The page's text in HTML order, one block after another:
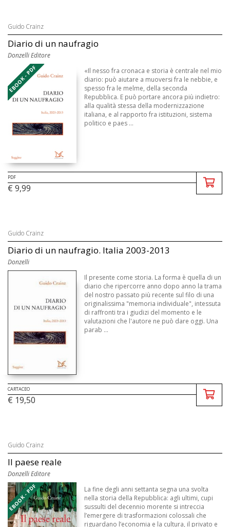
Guido Crainz
Diario di un naufragio
Donzelli Editore
EBOOK - PDF
«Il nesso fra cronaca e storia è centrale nel mio
diario: può aiutare a muoversi fra le nebbie, e
spesso fra le melme, della seconda
Repubblica. E può portare ancora più indietro:
alla qualità stessa della modernizzazione
italiana, e al rapporto fra istituzioni, sistema
politico e paes ...
PDF
€ 9,99
Guido Crainz
Diario di un naufragio. Italia 2003-2013
Donzelli
Il presente come storia. La forma è quella di un
diario che ripercorre anno dopo anno la trama
del nostro passato più recente sul filo di una
originalissima "memoria individuale", intessuta
di raffronti tra i giudizi del momento e le
valutazioni che l'autore ne può dare oggi. Una
parab ...
CARTACEO
€ 19,50
Guido Crainz
Il paese reale
Donzelli Editore
EBOOK - PDF
La fine degli anni settanta segna una svolta
nella storia della Repubblica: agli ultimi, cupi
sussulti del decennio morente si intreccia
l’emergere di trasformazioni colossali che
riguardano l’economia e la cultura, il privato e